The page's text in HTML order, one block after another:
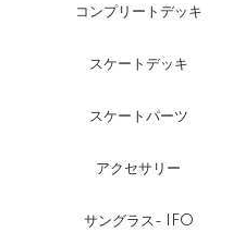
コンプリートデッキ
スケートデッキ
スケートパーツ
アクセサリー
サングラス- IFO